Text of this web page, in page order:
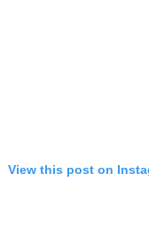
View this post on